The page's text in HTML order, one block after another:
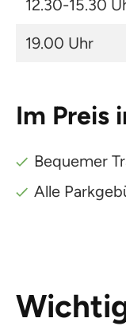
12.30-15.30
19.00 Uhr
Im Preis
Bequemer
Alle